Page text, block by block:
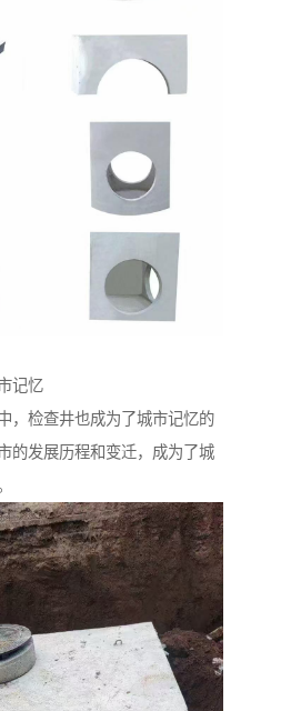
记忆
，检查井也成为了城市记忆的
的发展历程和变迁，成为了城